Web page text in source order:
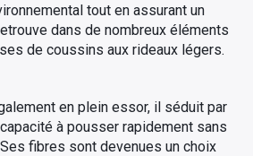
tout en assurant un
dans de nombreux éléments
de coussins aux rideaux légers.
en plein essor, il séduit par
à pousser rapidement sans
fibres sont devenues un choix